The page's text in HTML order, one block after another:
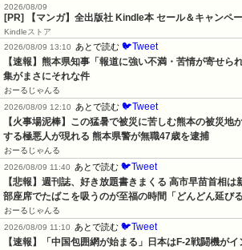
2026/08/09
[PR] 【マンガ】全出版社 Kindle本 セール＆キャンペ
Kindleストア
2026/08/09 13:10
あとで読む 🐦Tweet
【速報】熊本県知事「報道に強い不満・苦情が寄せ
集がまさにそれな件
おーるじゃんる
2026/08/09 12:10
あとで読む 🐦Tweet
【火事場泥棒】この猛暑で被災に苦しむ熊本の被災地
する極悪人が現れる 熊本県警が無職47歳を逮捕
おーるじゃんる
2026/08/09 11:40
あとで読む 🐦Tweet
【悲報】週刊誌、好き放題書きまくる 高市早苗首相
部座席でたばこを吸うのが至福の時間「どんどん延び
おーるじゃんる
2026/08/09 11:10
あとで読む 🐦Tweet
【速報】「中国包囲網が始まる」日本はF-2戦闘機が